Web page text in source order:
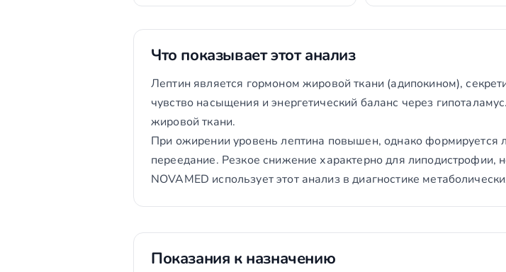
Что показывает этот анализ
Лептин является гормоном жировой ткани (адипокином),
чувство насыщения и энергетический баланс через
жировой ткани.
При ожирении уровень лептина повышен, однако формируется
переедание. Резкое снижение характерно для липодистрофии,
NOVAMED использует этот анализ в диагностике
Показания к назначению